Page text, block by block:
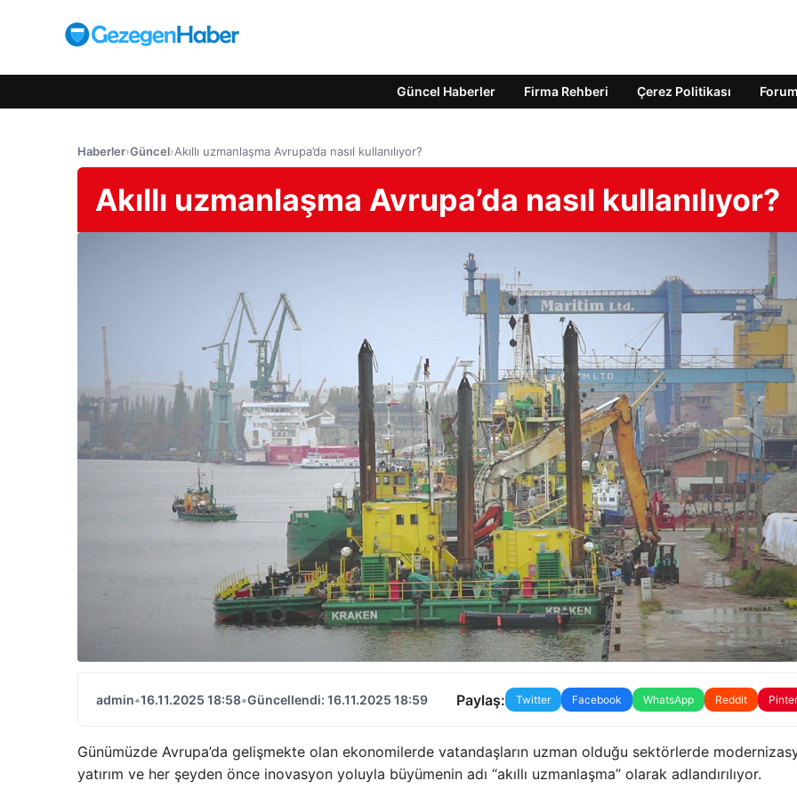
Güncel Haberler Firma Rehberi Çerez Politikası Forum
Haberler›Güncel›Akıllı uzmanlaşma Avrupa’da nasıl kullanılıyor?
Akıllı uzmanlaşma Avrupa’da nasıl kullanılıyor?
admin•16.11.2025 18:58•Güncellendi: 16.11.2025 18:59 Paylaş: Twitter Facebook WhatsApp Reddit
Günümüzde Avrupa’da gelişmekte olan ekonomilerde vatandaşların uzman olduğu sektörlerde
yatırım ve her şeyden önce inovasyon yoluyla büyümenin adı “akıllı uzmanlaşma” olarak adlandırılıyor.